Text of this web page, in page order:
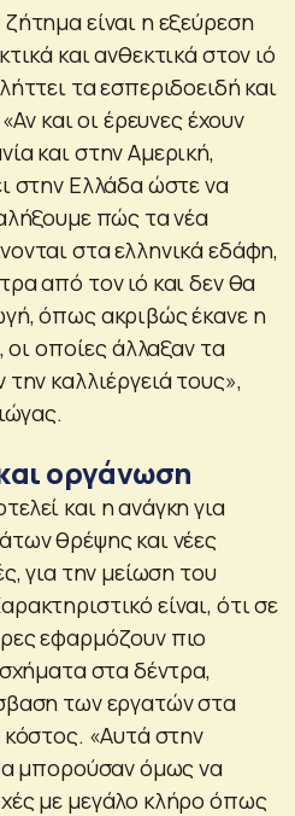
είναι η εξεύρεση
και ανθεκτικά στον ιό
τα εσπεριδοειδή και
και οι έρευνες έχουν
και στην Αμερική,
στην Ελλάδα ώστε να
πώς τα νέα
στα ελληνικά εδάφη,
από τον ιό και δεν θα
όπως ακριβώς έκανε η
οι οποίες άλλαξαν τα
καλλιέργειά τους»,
οργάνωση
και η ανάγκη για
θρέψης και νέες
για την μείωση του
είναι, ότι σε
εφαρμόζουν πιο
στα δέντρα,
των εργατών στα
«Αυτά στην
μπορούσαν όμως να
με μεγάλο κλήρο όπως